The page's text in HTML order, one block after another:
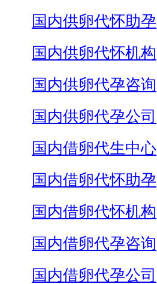
国内供卵代怀助孕
国内供卵代怀机构
国内供卵代孕咨询
国内供卵代孕公司
国内借卵代生中心
国内借卵代怀助孕
国内借卵代怀机构
国内借卵代孕咨询
国内借卵代孕公司